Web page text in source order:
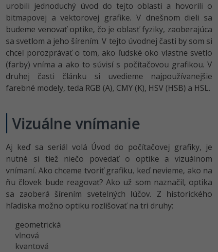
Céčko -80%
VB.NET
SQL
UML -80%
Umelá inteligencia -10%
Pre deti
Viac
Fórum
Google Dokumenty
Time management
Fórum
Linux a UNIX
Kybernetická bezpečnost
Elektronický podpis
Windows
Blender -80%
Inkscape
Fotografovanie -80%
Video
Fórum
Príbehy absolventov
Blog
Médiá
urobili jednoduchý úvod do tejto oblasti a hovorili o
bitmapovej a vektorovej grafike. V dnešnom dieli sa
budeme venovať optike, čo je oblasť fyziky, zaoberajúca
sa svetlom a jeho šírením. V tejto úvodnej časti by som si
chcel porozprávať o tom, ako ľudské oko vlastne svetlo
(farby) vníma a ako to súvisí s počítačovou grafikou. V
druhej časti článku si uvedieme najpoužívanejšie
farebné modely, teda RGB (A), CMY (K), HSV (HSB) a HSL.
Vizuálne vnímanie
Aj keď sa seriál volá Úvod do počítačovej grafiky, je
nutné si tiež niečo povedať o optike a vizuálnom
vnímaní. Ako chceme tvoriť grafiku, keď nevieme, ako na
ňu človek bude reagovať? Ako už som naznačil, optika
sa zaoberá šírením svetelných lúčov. Z historického
hľadiska možno optiku rozlišovať na tri druhy:
geometrická
vlnová
kvantová